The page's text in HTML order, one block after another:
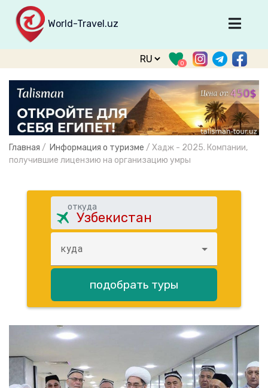
World-Travel.uz
Главная
Направления
Туры
Тур. фирмы
Табло прилета
О туризме
Зарегистрироваться
0
Главная / Информация о туризме / Хадж - 2025. Компании,
получившие лицензию на организацию умры
откуда
куда
подобрать туры